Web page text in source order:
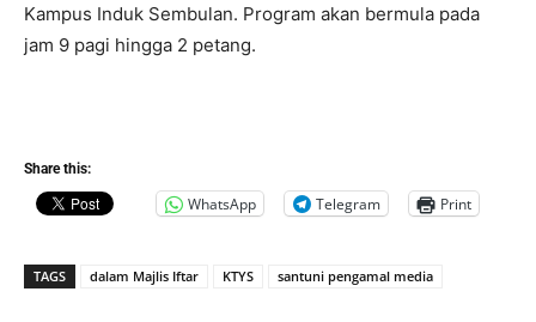
Kampus Induk Sembulan. Program akan bermula pada
jam 9 pagi hingga 2 petang.
Share this:
WhatsApp Telegram Print
TAGS dalam Majlis Iftar KTYS santuni pengamal media